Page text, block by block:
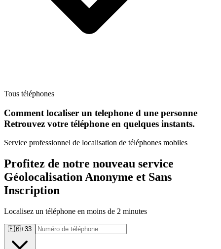
Tous téléphones
Comment localiser un telephone d une personne
Retrouvez votre téléphone en quelques instants.
Service professionnel de localisation de téléphones mobiles
Profitez de notre nouveau service
Géolocalisation Anonyme et Sans
Inscription
Localisez un téléphone en moins de 2 minutes
🇫🇷+33